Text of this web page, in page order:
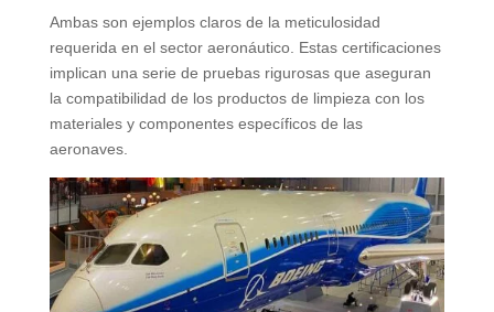
Ambas son ejemplos claros de la meticulosidad
requerida en el sector aeronáutico. Estas certificaciones
implican una serie de pruebas rigurosas que aseguran
la compatibilidad de los productos de limpieza con los
materiales y componentes específicos de las
aeronaves.